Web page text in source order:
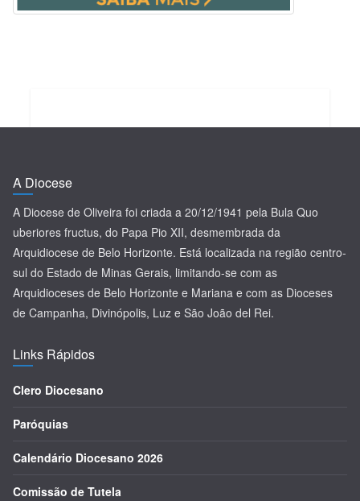
A Diocese
A Diocese de Oliveira foi criada a 20/12/1941 pela Bula Quo
uberiores fructus, do Papa Pio XII, desmembrada da
Arquidiocese de Belo Horizonte. Está localizada na região centro-
sul do Estado de Minas Gerais, limitando-se com as
Arquidioceses de Belo Horizonte e Mariana e com as Dioceses
de Campanha, Divinópolis, Luz e São João del Rei.
Links Rápidos
Clero Diocesano
Paróquias
Calendário Diocesano 2026
Comissão de Tutela